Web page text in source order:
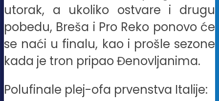
utorak, a ukoliko ostvare i drugu
pobedu, Breša i Pro Reko ponovo će
se naći u finalu, kao i prošle sezone
kada je tron pripao Đenovljanima.
Polufinale plej-ofa prvenstva Italije: